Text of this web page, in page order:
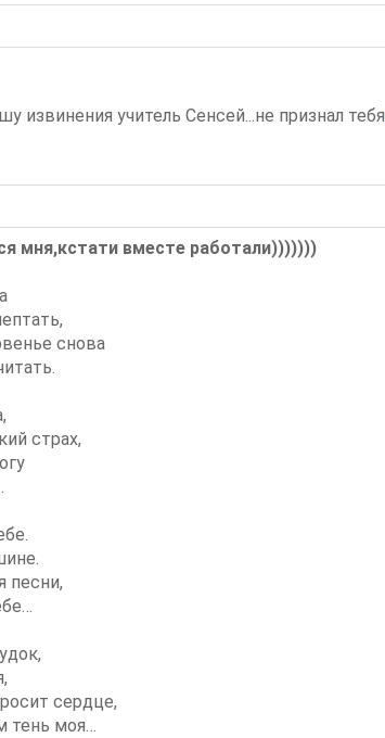
извинения учитель Сенсей...не признал тебя
мня,кстати вместе работали)))))))
снова
страх,
песни,
сердце,
тень моя…